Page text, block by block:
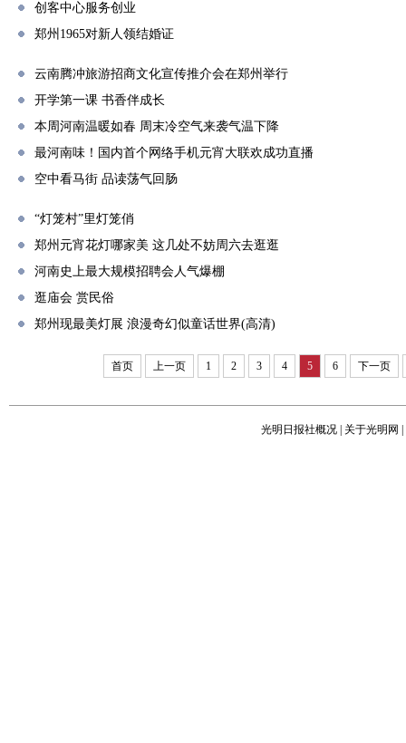
创客中心服务创业
郑州1965对新人领结婚证
云南腾冲旅游招商文化宣传推介会在郑州举行
开学第一课 书香伴成长
本周河南温暖如春 周末冷空气来袭气温下降
最河南味！国内首个网络手机元宵大联欢成功直播
空中看马街 品读荡气回肠
“灯笼村”里灯笼俏
郑州元宵花灯哪家美 这几处不妨周六去逛逛
河南史上最大规模招聘会人气爆棚
逛庙会 赏民俗
郑州现最美灯展 浪漫奇幻似童话世界(高清)
首页 上一页 1 2 3 4 5 6 下一页
光明日报社概况 关于光明网